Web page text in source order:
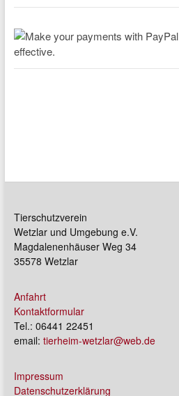
Tierschutzverein
Wetzlar und Umgebung e.V.
Magdalenenhäuser Weg 34
35578 Wetzlar
Anfahrt
Kontaktformular
Tel.: 06441 22451
email: tierheim-wetzlar@web.de
Impressum
Datenschutzerklärung